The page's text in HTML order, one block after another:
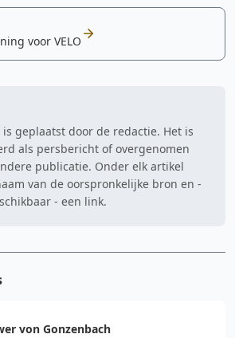
voor VELO
geplaatst door de redactie. Het is
als persbericht of overgenomen
publicatie. Onder elk artikel
van de oorspronkelijke bron en -
- een link.
von Gonzenbach